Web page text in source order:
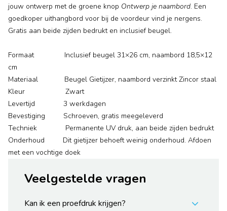
jouw ontwerp met de groene knop Ontwerp je naambord. Een
goedkoper uithangbord voor bij de voordeur vind je nergens.
Gratis aan beide zijden bedrukt en inclusief beugel.
Formaat Inclusief beugel 31×26 cm, naambord 18,5×12
cm
Materiaal Beugel Gietijzer, naambord verzinkt Zincor staal
Kleur Zwart
Levertijd 3 werkdagen
Bevestiging Schroeven, gratis meegeleverd
Techniek Permanente UV druk, aan beide zijden bedrukt
Onderhoud Dit gietijzer behoeft weinig onderhoud. Afdoen
met een vochtige doek
Veelgestelde vragen
Kan ik een proefdruk krijgen?